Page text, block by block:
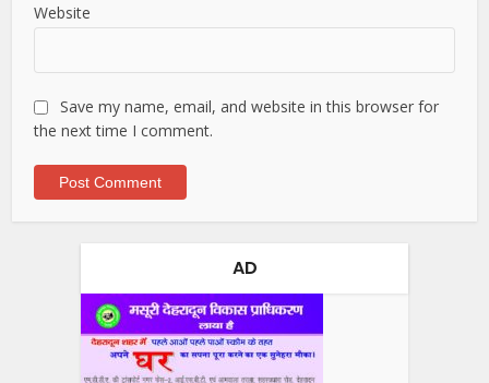
Website
Save my name, email, and website in this browser for
the next time I comment.
AD